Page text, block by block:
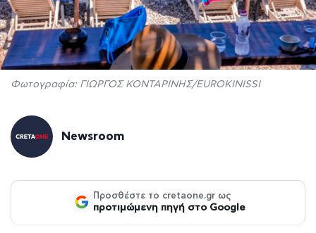
Φωτογραφία: ΓΙΩΡΓΟΣ ΚΟΝΤΑΡΙΝΗΣ/EUROKINISSI
Newsroom
Προσθέστε το cretaone.gr ως
προτιμώμενη πηγή στο Google